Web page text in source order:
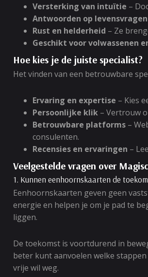
Versterking van intuïtie –
Antwoorden op levensvragen
Rust en helderheid – Ze
Geschikt voor volwassenen
Hoe kies je de juiste specialist?
Het vinden van een betrouwbare
Ervaring en expertise – Kies
Persoonlijke klik – Vertrouw
Betrouwbare platforms –
consulenten.
Recensies en ervaringen –
Veelgestelde vragen over
1. Kunnen eenhoornskaarten de
Eenhoornskaarten geven geen
energie en helpen je om je pad te
liggen.
De toekomst is voortdurend in
beter kunt aanvoelen welke
vrije wil weg.